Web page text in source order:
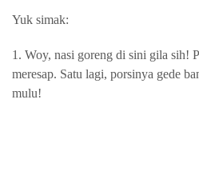
Yuk simak:
1. Woy, nasi goreng di sini gila sih!
meresap. Satu lagi, porsinya gede
mulu!